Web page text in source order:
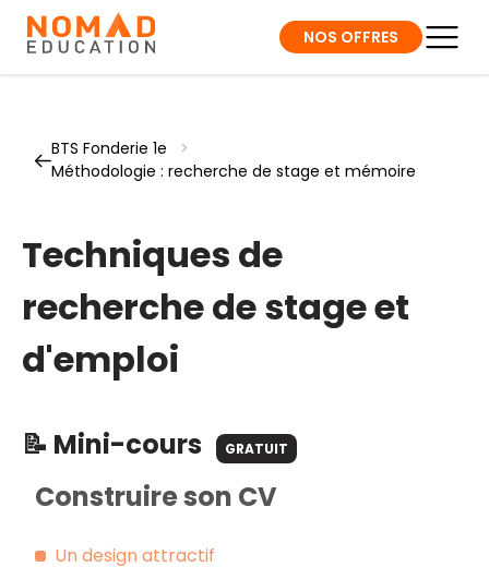
NOS OFFRES
BTS Fonderie 1e
>
Méthodologie : recherche de stage et mémoire
Techniques de
recherche de stage et
d'emploi
📝 Mini-cours GRATUIT
Construire son CV
Un design attractif